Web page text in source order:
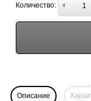
Количество:
Описание